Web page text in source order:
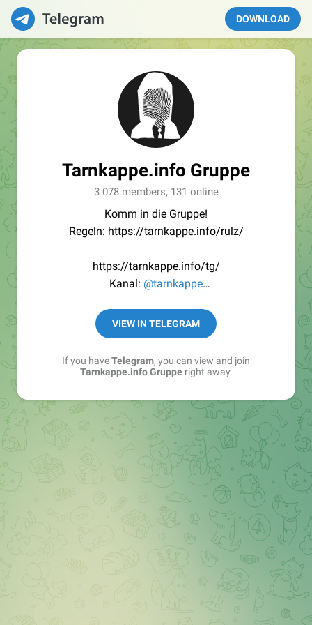
DOWNLOAD
Tarnkappe.info Gruppe
3 078 members, 131 online
Komm in die Gruppe!
Regeln: https://tarnkappe.info/rulz/
https://tarnkappe.info/tg/
Kanal: @tarnkappe
Best of:@bestoftarnkappe
Kochen: https://t.me/+WSW5F1VcmhliMjk6
VIEW IN TELEGRAM
If you haveTelegram, you can view and join
Tarnkappe.info Grupperight away.